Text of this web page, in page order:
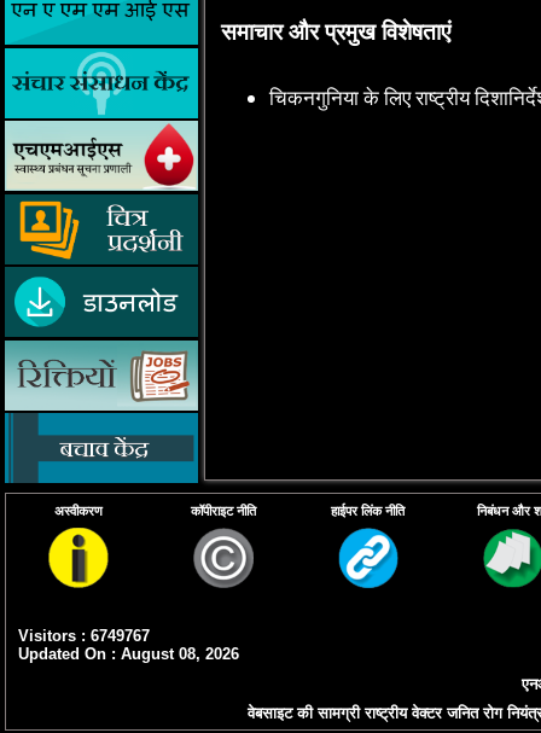
समाचार और प्रमुख विशेषताएं
चिकनगुनिया के लिए राष्ट्रीय
अस्वीकरण कॉपीराइट नीति हाईपर लिंक नीति निबंधन और
Visitors : 6749767
Updated On : August 08, 2026
वेबसाइट की सामग्री राष्ट्रीय वेक्टर जनित रोग